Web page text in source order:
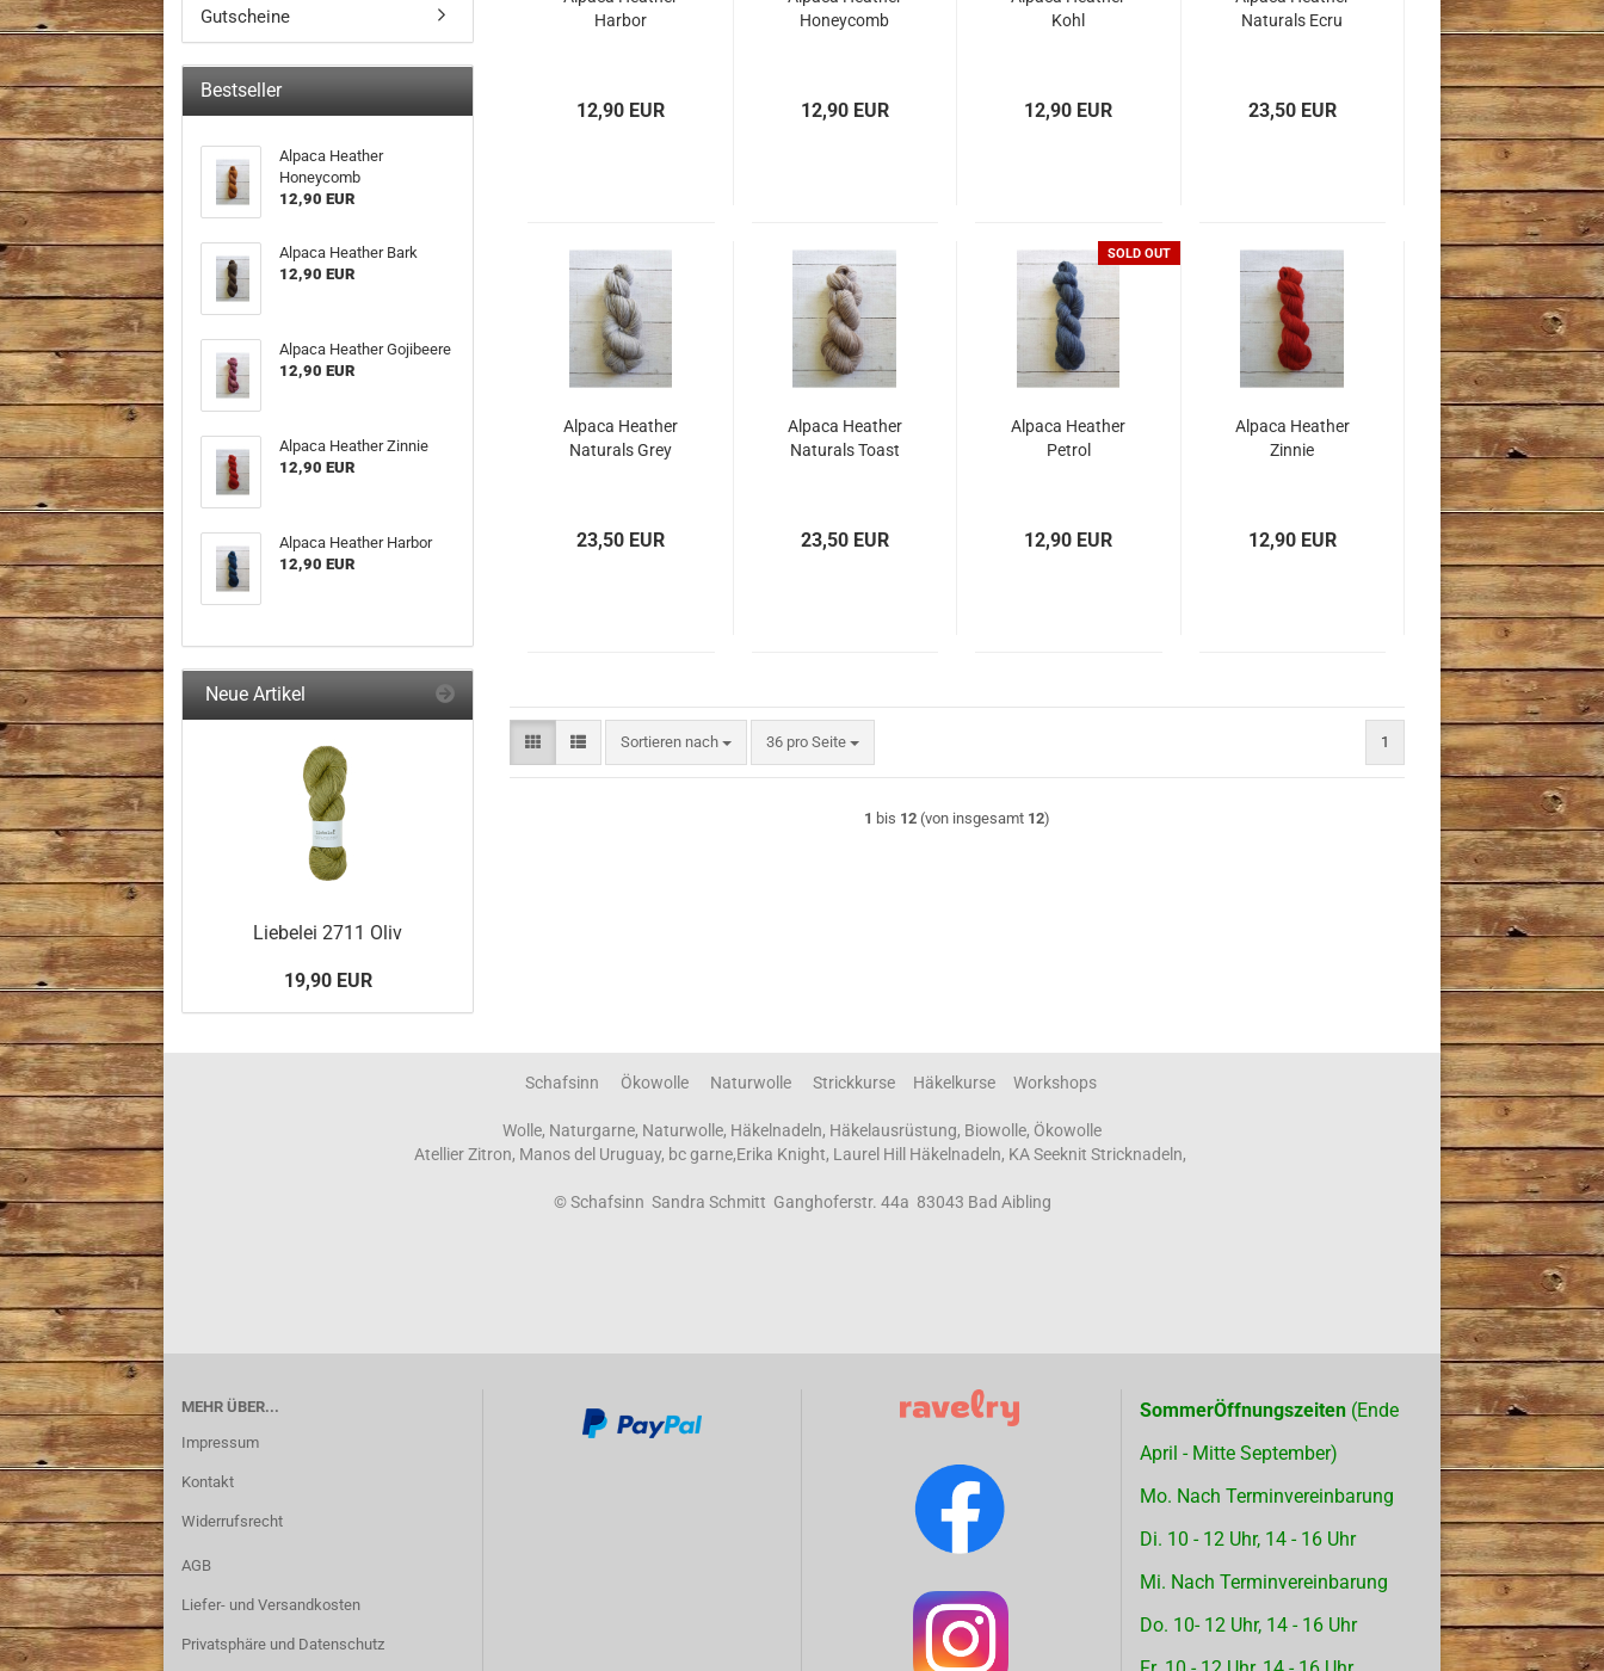
Harbor
12,90 EUR
Honeycomb
12,90 EUR
Kohl
12,90 EUR
Naturals Ecru
23,50 EUR
Alpaca Heather
Naturals Grey
23,50 EUR
Alpaca Heather
Naturals Toast
23,50 EUR
SOLD OUT
Alpaca Heather
Petrol
12,90 EUR
Alpaca Heather
Zinnie
12,90 EUR
Sortieren nach
Sortieren nach 36 pro Seite
pro Seite 1
1 bis 12 (von insgesamt 12)
Gutscheine
Bestseller
Alpaca Heather
Honeycomb
12,90 EUR
Alpaca Heather Bark
12,90 EUR
Alpaca Heather Gojibeere
12,90 EUR
Alpaca Heather Zinnie
12,90 EUR
Alpaca Heather Harbor
12,90 EUR
Neue Artikel
Liebelei 2711 Oliv
19,90 EUR
Schafsinn Ökowolle Naturwolle Strickkurse Häkelkurse Workshops
Wolle, Naturgarne, Naturwolle, Häkelnadeln, Häkelausrüstung, Biowolle, Ökowolle
Atellier Zitron, Manos del Uruguay, bc garne,Erika Knight, Laurel Hill Häkelnadeln, KA Seeknit Stricknadeln,
© Schafsinn Sandra Schmitt Ganghoferstr. 44a 83043 Bad Aibling
MEHR ÜBER...
Impressum
Kontakt
Widerrufsrecht
AGB
Liefer- und Versandkosten
Privatsphäre und Datenschutz
SommerÖffnungszeiten(Ende
April - Mitte September)
Mo. Nach Terminvereinbarung
Di. 10 - 12 Uhr, 14 - 16 Uhr
Mi. Nach Terminvereinbarung
Do. 10- 12 Uhr, 14 - 16 Uhr